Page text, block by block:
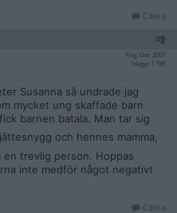
Citera
#9
Reg: Dec 2007
Inlägg: 7 786
Susanna så undrade jag
mycket ung skaffade barn
barnen batala. Man tar sig
och hennes mamma,
en trevlig person. Hoppas
inte medför något negativt
Citera